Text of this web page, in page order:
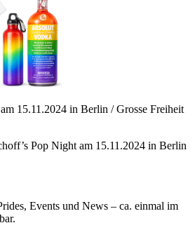
15.11.2024 in Berlin / Grosse Freiheit
Pop Night am 15.11.2024 in Berlin
Events und News – ca. einmal im